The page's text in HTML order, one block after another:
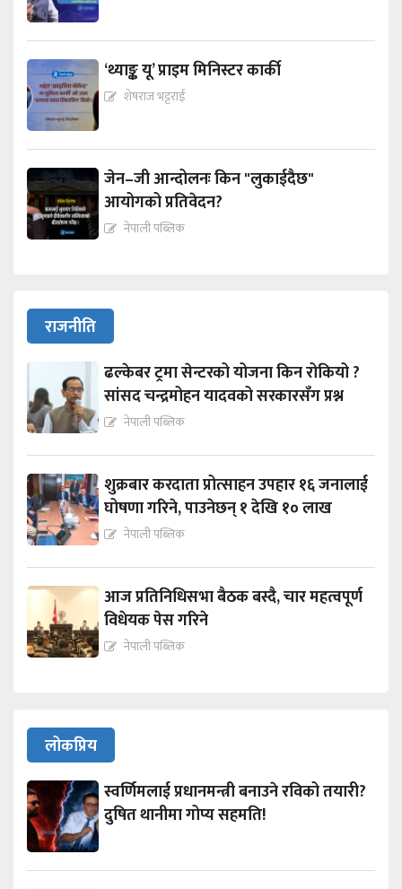
‘थ्याङ्क यू’ प्राइम मिनिस्टर कार्की
शेषराज भट्टराई
जेन–जी आन्दोलनः किन "लुकाईदैछ"
आयोगको प्रतिवेदन?
नेपाली पब्लिक
राजनीति
ढल्केबर ट्रमा सेन्टरको योजना किन रोकियो ?
सांसद चन्द्रमोहन यादवको सरकारसँग प्रश्न
नेपाली पब्लिक
शुक्रबार करदाता प्रोत्साहन उपहार १६ जनालाई
घोषणा गरिने, पाउनेछन् १ देखि १० लाख
नेपाली पब्लिक
आज प्रतिनिधिसभा बैठक बस्दै, चार महत्वपूर्ण
विधेयक पेस गरिने
नेपाली पब्लिक
लोकप्रिय
स्वर्णिमलाई प्रधानमन्त्री बनाउने रविको तयारी?
दुषित थानीमा गोप्य सहमति!